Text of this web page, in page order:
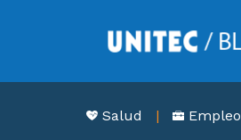
Salud Empleo